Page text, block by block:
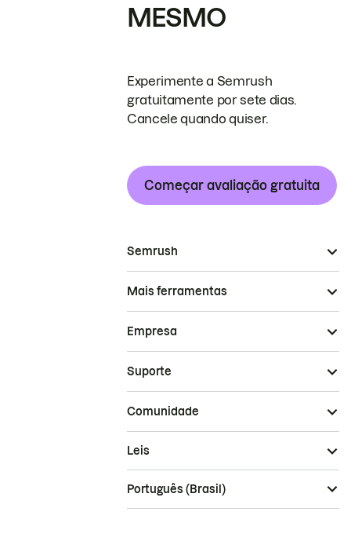
MESMO
Experimente a Semrush
gratuitamente por sete dias.
Cancele quando quiser.
Começar avaliação gratuita
Semrush
Mais ferramentas
Empresa
Suporte
Comunidade
Leis
Português (Brasil)